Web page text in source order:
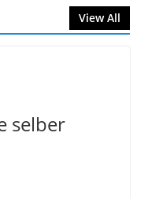
View All
selber